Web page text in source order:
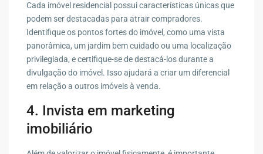
Cada imóvel residencial possui características únicas que
podem ser destacadas para atrair compradores.
Identifique os pontos fortes do imóvel, como uma vista
panorâmica, um jardim bem cuidado ou uma localização
privilegiada, e certifique-se de destacá-los durante a
divulgação do imóvel. Isso ajudará a criar um diferencial
em relação a outros imóveis à venda.
4. Invista em marketing
imobiliário